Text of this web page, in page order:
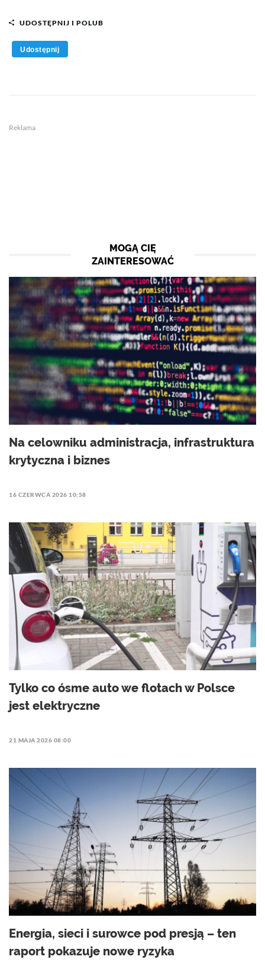
UDOSTĘPNIJ I POLUB
Udostępnij
Reklama
MOGĄ CIĘ
ZAINTERESOWAĆ
Na celowniku administracja, infrastruktura
krytyczna i biznes
16 CZERWCA 2026 10:58
Tylko co ósme auto we flotach w Polsce
jest elektryczne
21 MAJA 2026 08:00
Energia, sieci i surowce pod presją – ten
raport pokazuje nowe ryzyka